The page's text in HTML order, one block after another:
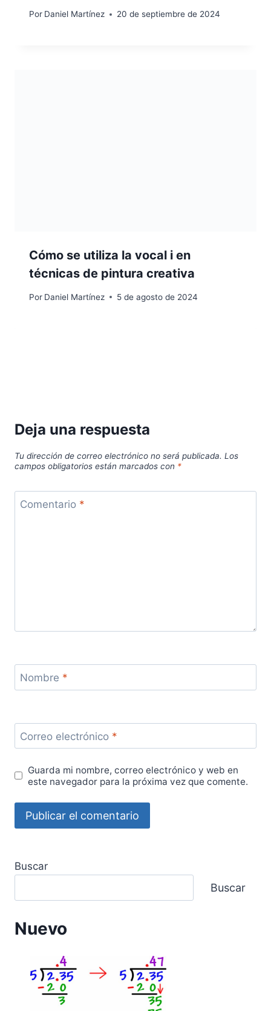
Por Daniel Martínez 20 de septiembre de 2024
Cómo se utiliza la vocal i en
técnicas de pintura creativa
Por Daniel Martínez 5 de agosto de 2024
Deja una respuesta
Tu dirección de correo electrónico no será publicada. Los
campos obligatorios están marcados con *
Comentario *
Nombre *
Correo electrónico *
Guarda mi nombre, correo electrónico y web en
este navegador para la próxima vez que comente.
Buscar
Buscar
Nuevo